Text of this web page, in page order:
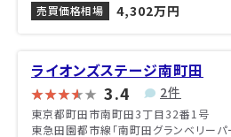
売買価格相場
4,302万円
ライオンズステージ南町田
3.4 2件
東京都町田市南町田3丁目32番1号
東急田園都市線「南町田グランベリーパ